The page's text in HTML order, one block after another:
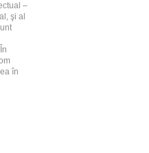
–
şi al
în